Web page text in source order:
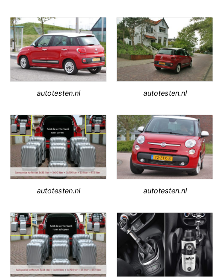
autotesten.nl autotesten.nl
autotesten.nl autotesten.nl